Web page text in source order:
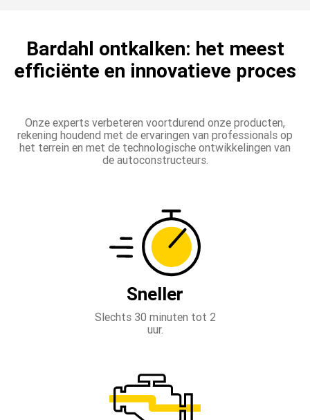
Bardahl ontkalken: het meest
efficiënte en innovatieve proces
Onze experts verbeteren voortdurend onze producten,
rekening houdend met de ervaringen van professionals op
het terrein en met de technologische ontwikkelingen van
de autoconstructeurs.
Sneller
Slechts 30 minuten tot 2
uur.